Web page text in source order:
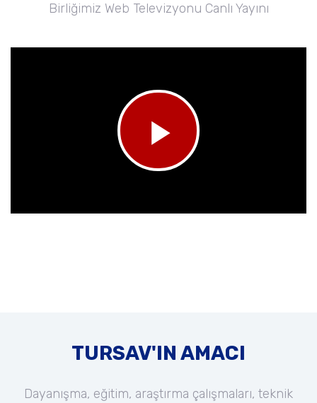
Birliğimiz Web Televizyonu Canlı Yayını
TURSAV'IN AMACI
Dayanışma, eğitim, araştırma çalışmaları, teknik